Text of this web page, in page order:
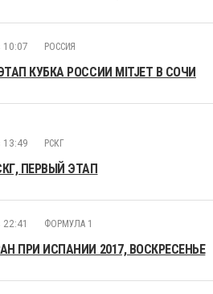
10:07 РОССИЯ
КУБКА РОССИИ MITJET В СОЧИ
13:49 РСКГ
ПЕРВЫЙ ЭТАП
ФОРМУЛА 1
ПРИ ИСПАНИИ 2017, ВОСКРЕСЕНЬЕ